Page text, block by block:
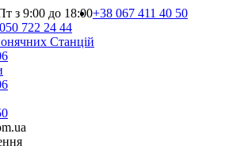
з 9:00 до 18:00+38 067 411 40 50
722 24 44
Cтанцій